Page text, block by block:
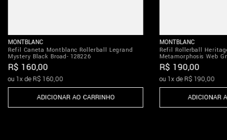
MONTBLANC
Refil Caneta Montblanc Rollerball Legrand
Mystery Black Broad- 128226
R$ 160,00
ou 1x deR$ 160,00
ADICIONAR AO CARRINHO
MONTBLANC
Refil Rollerball
Metamorphosis Web
R$ 190,00
ou 1x deR$ 190,00
ADICIONAR